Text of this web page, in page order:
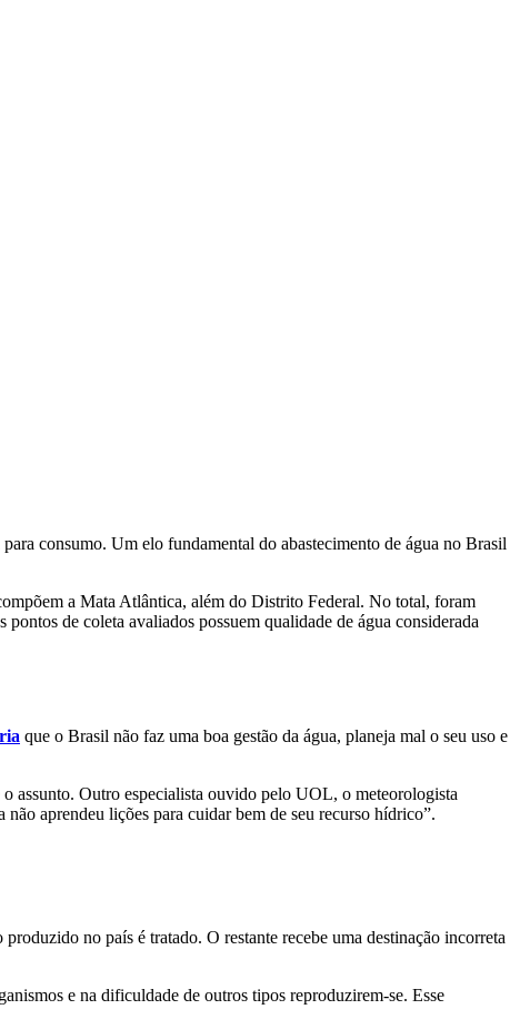
consumo. Um elo fundamental do abastecimento de água no Brasil
a Mata Atlântica, além do Distrito Federal. No total, foram
pontos de coleta avaliados possuem qualidade de água considerada
que o Brasil não faz uma boa gestão da água, planeja mal o seu uso e
assunto. Outro especialista ouvido pelo UOL, o meteorologista
aprendeu lições para cuidar bem de seu recurso hídrico”.
no país é tratado. O restante recebe uma destinação incorreta
e na dificuldade de outros tipos reproduzirem-se. Esse